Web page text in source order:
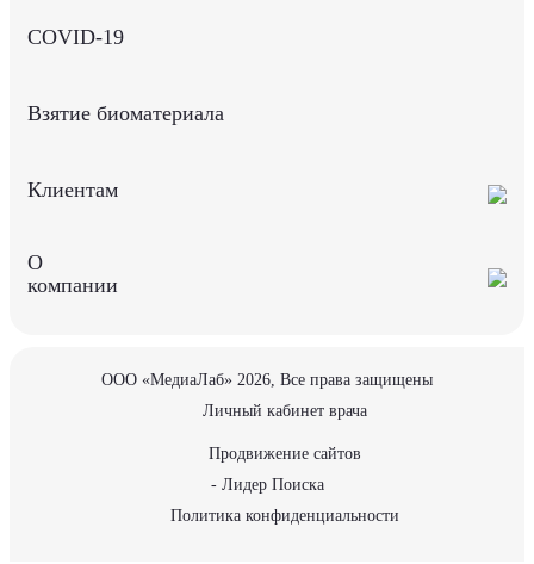
COVID-19
Взятие биоматериала
Клиентам
О
компании
ООО «МедиаЛаб» 2026, Все права защищены
Личный кабинет врача
Продвижение сайтов
- Лидер Поиска
Политика конфиденциальности